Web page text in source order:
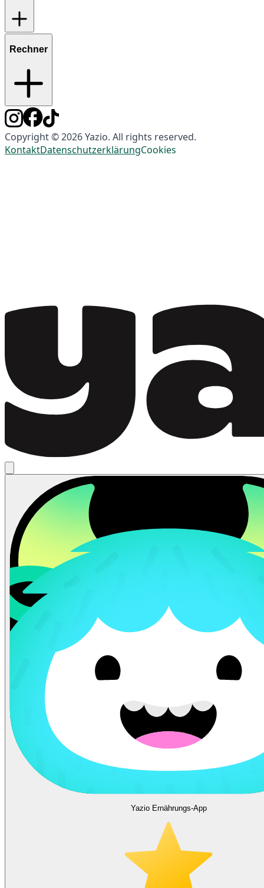
Rechner
Copyright © 2026 Yazio. All rights reserved.
KontaktDatenschutzerklärungCookies
Yazio Ernährungs-App